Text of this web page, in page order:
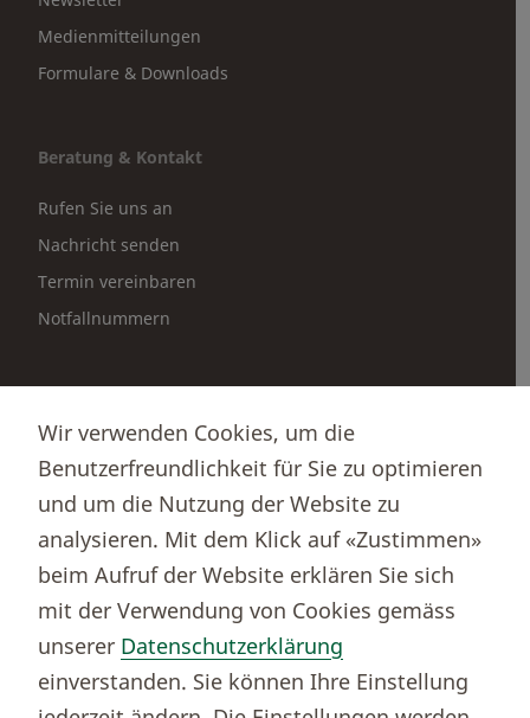
Medienmitteilungen
Formulare & Downloads
Beratung & Kontakt
Rufen Sie uns an
Nachricht senden
Termin vereinbaren
Notfallnummern
Börsenportal Yourmoney
Thurgauer Kantonalbank
Bankenclearingnr.
784
BIC (SWIFT)
KBTGCH22
Weitere TKB Nummern
Wir verwenden Cookies, um die
Benutzerfreundlichkeit für Sie zu optimieren
und um die Nutzung der Website zu
analysieren. Mit dem Klick auf «Zustimmen»
beim Aufruf der Website erklären Sie sich
mit der Verwendung von Cookies gemäss
unserer Datenschutzerklärung
einverstanden. Sie können Ihre Einstellung